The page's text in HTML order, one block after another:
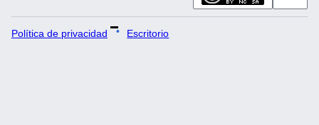
Política de privacidad Escritorio